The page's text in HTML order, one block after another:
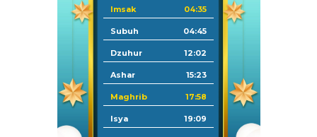
Imsak 04:35
Subuh 04:45
Dzuhur 12:02
Ashar 15:23
Maghrib 17:58
Isya 19:09